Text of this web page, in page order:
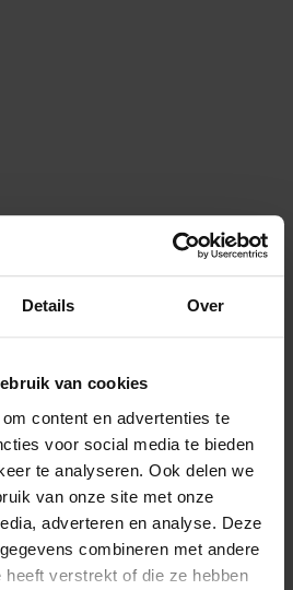
Details Over
van cookies
content en advertenties te
voor social media te bieden
te analyseren. Ook delen we
van onze site met onze
adverteren en analyse. Deze
combineren met andere
heeft verstrekt of die ze hebben